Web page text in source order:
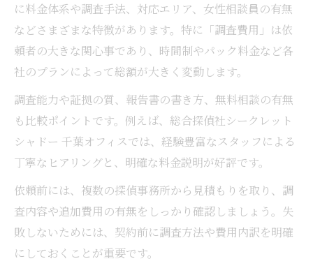
に料金体系や調査手法、対応エリア、女性相談員の有無
などさまざまな特徴があります。特に「調査費用」は依
頼者の大きな関心事であり、時間制やパック料金など各
社のプランによって総額が大きく変動します。
調査能力や証拠の質、報告書の書き方、無料相談の有無
も比較ポイントです。例えば、総合探偵社シークレット
シャドー 千葉オフィスでは、経験豊富なスタッフによる
丁寧なヒアリングと、明確な料金説明が好評です。
依頼前には、複数の探偵事務所から見積もりを取り、調
査内容や追加費用の有無をしっかり確認しましょう。失
敗しないためには、契約前に調査方法や費用内訳を明確
にしておくことが重要です。